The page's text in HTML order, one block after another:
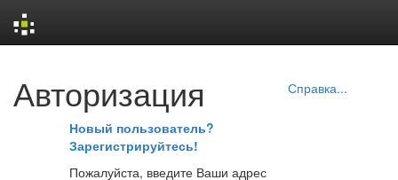
navigation
Авторизация Справка...
Новый пользователь?
Зарегистрируйтесь!
Пожалуйста, введите Ваши адрес